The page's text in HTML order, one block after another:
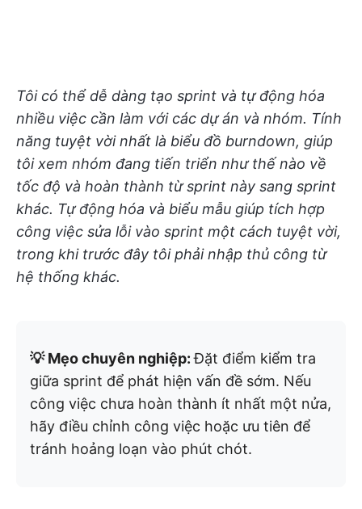
Tôi có thể dễ dàng tạo sprint và tự động hóa
nhiều việc cần làm với các dự án và nhóm. Tính
năng tuyệt vời nhất là biểu đồ burndown, giúp
tôi xem nhóm đang tiến triển như thế nào về
tốc độ và hoàn thành từ sprint này sang sprint
khác. Tự động hóa và biểu mẫu giúp tích hợp
công việc sửa lỗi vào sprint một cách tuyệt vời,
trong khi trước đây tôi phải nhập thủ công từ
hệ thống khác.
💡 Mẹo chuyên nghiệp:Đặt điểm kiểm tra
giữa sprint để phát hiện vấn đề sớm. Nếu
công việc chưa hoàn thành ít nhất một nửa,
hãy điều chỉnh công việc hoặc ưu tiên để
tránh hoảng loạn vào phút chót.